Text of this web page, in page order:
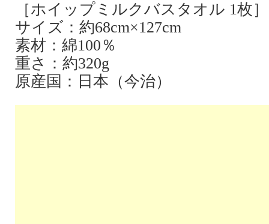
［ホイップミルクバスタオル 1枚］
サイズ：約68cm×127cm
素材：綿100％
重さ：約320g
原産国：日本（今治）